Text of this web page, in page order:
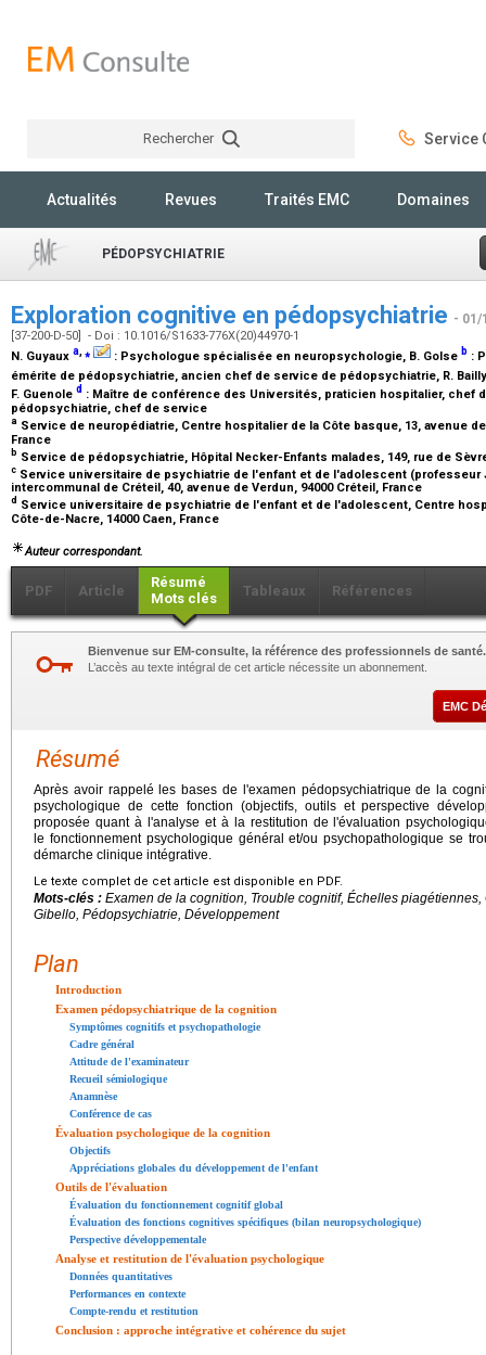
Rechercher Service
Actualités Revues Traités EMC Domaines
PÉDOPSYCHIATRIE
Exploration cognitive en pédopsychiatrie - 01/
[37-200-D-50] - Doi : 10.1016/S1633-776X(20)44970-1
N. Guyaux a,⁎ : Psychologue spécialisée en neuropsychologie, B. Golse b :
émérite de pédopsychiatrie, ancien chef de service de pédopsychiatrie, R.
F. Guenole d : Maître de conférence des Universités, praticien hospitalier, chef
pédopsychiatrie, chef de service
a Service de neuropédiatrie, Centre hospitalier de la Côte basque, 13, avenue
France
b Service de pédopsychiatrie, Hôpital Necker-Enfants malades, 149, rue de
c Service universitaire de psychiatrie de l'enfant et de l'adolescent (professeur
intercommunal de Créteil, 40, avenue de Verdun, 94000 Créteil, France
d Service universitaire de psychiatrie de l'enfant et de l'adolescent, Centre
Côte-de-Nacre, 14000 Caen, France
Auteur correspondant.
PDF Article
Résumé
Mots clés
Tableaux Références
Bienvenue sur EM-consulte, la référence des professionnels de santé.
L’accès au texte intégral de cet article nécessite un abonnement.
EMC
Résumé
Après avoir rappelé les bases de l'examen pédopsychiatrique de la
psychologique de cette fonction (objectifs, outils et perspective
proposée quant à l'analyse et à la restitution de l'évaluation
le fonctionnement psychologique général et/ou psychopathologique se
démarche clinique intégrative.
Le texte complet de cet article est disponible en PDF.
Mots-clés : Examen de la cognition, Trouble cognitif, Échelles
Gibello, Pédopsychiatrie, Développement
Plan
Introduction
Examen pédopsychiatrique de la cognition
Symptômes cognitifs et psychopathologie
Cadre général
Attitude de l'examinateur
Recueil sémiologique
Anamnèse
Conférence de cas
Évaluation psychologique de la cognition
Objectifs
Appréciations globales du développement de l'enfant
Outils de l'évaluation
Évaluation du fonctionnement cognitif global
Évaluation des fonctions cognitives spécifiques (bilan neuropsychologique)
Perspective développementale
Analyse et restitution de l'évaluation psychologique
Données quantitatives
Performances en contexte
Compte-rendu et restitution
Conclusion : approche intégrative et cohérence du sujet